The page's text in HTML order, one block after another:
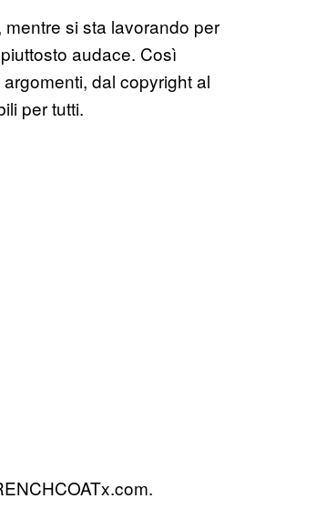
si sta lavorando per
audace. Così
dal copyright al
per tutti.